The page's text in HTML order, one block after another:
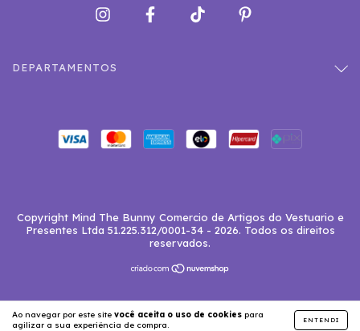
Ao navegar por este site você aceita o uso de cookies para
agilizar a sua experiência de compra.
ENTENDI
DEPARTAMENTOS
Copyright Mind The Bunny Comercio de Artigos do Vestuario e
Presentes Ltda 51.225.312/0001-34 - 2026. Todos os direitos
reservados.